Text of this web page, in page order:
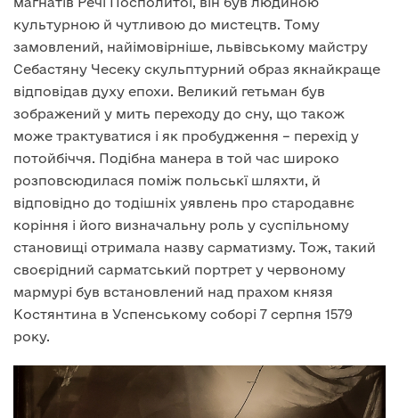
культурною й чутливою до мистецтв. Тому
замовлений, найімовірніше, львівському майстру
Себастяну Чесеку скульптурний образ якнайкраще
відповідав духу епохи. Великий гетьман був
зображений у мить переходу до сну, що також
може трактуватися і як пробудження – перехід у
потойбіччя. Подібна манера в той час широко
розповсюдилася поміж польськї шляхти, й
відповідно до тодішніх уявлень про стародавнє
коріння і його визначальну роль у суспільному
становищі отримала назву сарматизму. Тож, такий
своєрідний сарматський портрет у червоному
мармурі був встановлений над прахом князя
Костянтина в Успенському соборі 7 серпня 1579
року.